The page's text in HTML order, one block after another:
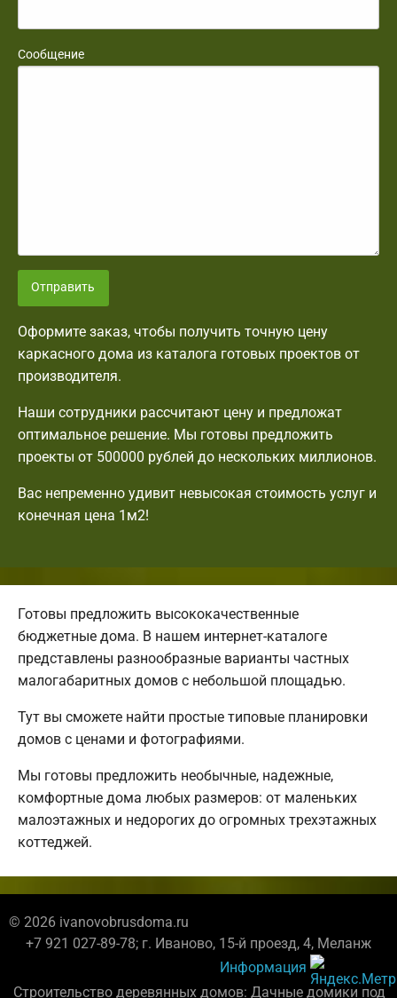
Сообщение
Отправить
Оформите заказ, чтобы получить точную цену
каркасного дома из каталога готовых проектов от
производителя.
Наши сотрудники рассчитают цену и предложат
оптимальное решение. Мы готовы предложить
проекты от 500000 рублей до нескольких миллионов.
Вас непременно удивит невысокая стоимость услуг и
конечная цена 1м2!
Готовы предложить высококачественные
бюджетные дома. В нашем интернет-каталоге
представлены разнообразные варианты частных
малогабаритных домов с небольшой площадью.
Тут вы сможете найти простые типовые планировки
домов с ценами и фотографиями.
Мы готовы предложить необычные, надежные,
комфортные дома любых размеров: от маленьких
малоэтажных и недорогих до огромных трехэтажных
коттеджей.
© 2026 ivanovobrusdoma.ru
+7 921 027-89-78; г. Иваново, 15-й проезд, 4, Меланж
Информация
Строительство деревянных домов: Дачные домики под